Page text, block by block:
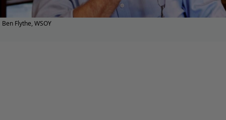
Ben Flythe, WSOY